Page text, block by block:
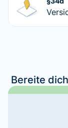
Bereite